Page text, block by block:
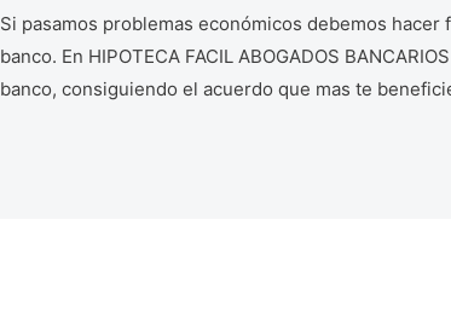
Si pasamos problemas económicos debemos
banco. En HIPOTECA FACIL ABOGADOS
banco, consiguiendo el acuerdo que mas te